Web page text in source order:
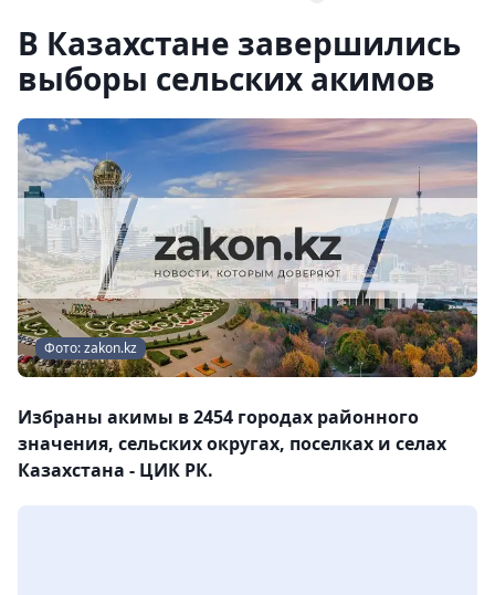
В Казахстане завершились
выборы сельских акимов
Фото: zakon.kz
Избраны акимы в 2454 городах районного
значения, сельских округах, поселках и селах
Казахстана - ЦИК РК.